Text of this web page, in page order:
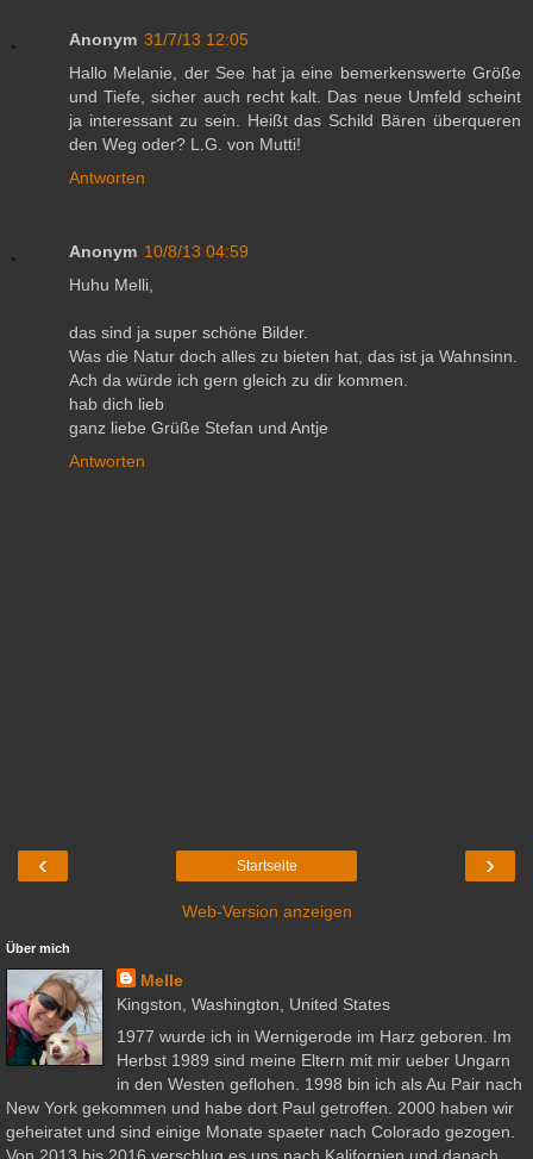
Anonym 31/7/13 12:05
Hallo Melanie, der See hat ja eine bemerkenswerte Größe
und Tiefe, sicher auch recht kalt. Das neue Umfeld scheint
ja interessant zu sein. Heißt das Schild Bären überqueren
den Weg oder? L.G. von Mutti!
Antworten
Anonym 10/8/13 04:59
Huhu Melli,
das sind ja super schöne Bilder.
Was die Natur doch alles zu bieten hat, das ist ja Wahnsinn.
Ach da würde ich gern gleich zu dir kommen.
hab dich lieb
ganz liebe Grüße Stefan und Antje
Antworten
‹ ›
Startseite
Web-Version anzeigen
Über mich
Melle
Kingston, Washington, United States
1977 wurde ich in Wernigerode im Harz geboren. Im
Herbst 1989 sind meine Eltern mit mir ueber Ungarn
in den Westen geflohen. 1998 bin ich als Au Pair nach
New York gekommen und habe dort Paul getroffen. 2000 haben wir
geheiratet und sind einige Monate spaeter nach Colorado gezogen.